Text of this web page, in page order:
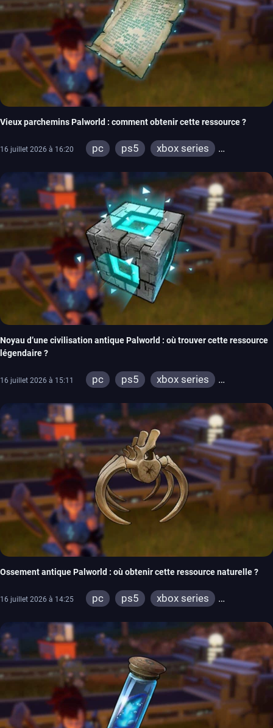
Vieux parchemins Palworld : comment obtenir cette ressource ?
16 juillet 2026 à 16:20 pc ps5
xbox series
Noyau d’une civilisation antique Palworld : où trouver cette ressource
légendaire ?
16 juillet 2026 à 15:11 pc ps5
xbox series
Ossement antique Palworld : où obtenir cette ressource naturelle ?
16 juillet 2026 à 14:25 pc ps5
xbox series